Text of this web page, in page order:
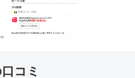
コミ